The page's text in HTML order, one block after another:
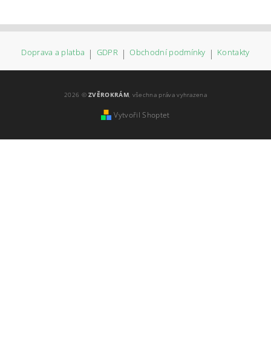
Doprava a platba | GDPR | Obchodní podmínky | Kontakty
2026 ©ZVĚROKRÁM, všechna práva vyhrazena
Vytvořil Shoptet